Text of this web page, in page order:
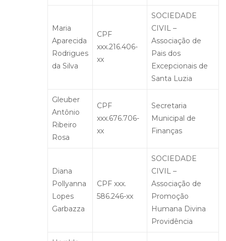
Maria
Aparecida
Rodrigues
da Silva
CPF
xxx.216.406-
xx
SOCIEDADE
CIVIL –
Associação de
Pais dos
Excepcionais de
Santa Luzia
Gleuber
Antônio
Ribeiro
Rosa
CPF
xxx.676.706-
xx
Secretaria
Municipal de
Finanças
Diana
Pollyanna
Lopes
Garbazza
CPF xxx.
586.246-xx
SOCIEDADE
CIVIL –
Associação de
Promoção
Humana Divina
Providência